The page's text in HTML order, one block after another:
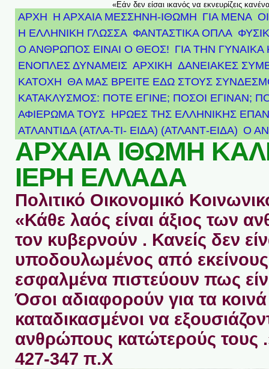
«Εάν δεν είσαι ικανός να εκνευρίζεις
ΑΡΧΗ Η ΑΡΧΑΙΑ ΜΕΣΣΗΝΗ-ΙΘΩΜΗ ΓΙΑ ΜΕΝΑ
Η ΕΛΛΗΝΙΚΗ ΓΛΩΣΣΑ ΦΑΝΤΑΣΤΙΚΑ ΟΠΛΑ
Ο ΑΝΘΡΩΠΟΣ ΕΙΝΑΙ Ο ΘΕΟΣ! ΓΙΑ ΤΗΝ ΓΥΝΑΙΚΑ
ΕΝΟΠΛΕΣ ΔΥΝΑΜΕΙΣ ΑΡΧΙΚΉ ΔΑΝΕΙΑΚΕΣ
ΚΑΤΟΧΗ ΘΑ ΜΑΣ ΒΡΕΙΤΕ ΕΔΩ ΣΤΟΥΣ
ΚΑΤΑΚΛΥΣΜΟΣ: ΠΟΤΕ ΕΓΙΝΕ; ΠΟΣΟΙ ΕΓΙΝΑΝ;
ΑΦΙΈΡΩΜΑ ΤΟΥΣ ΉΡΩΕΣ ΤΗΣ ΕΛΛΗΝΙΚΉΣ
ΑΤΛΑΝΤΊΔΑ (ΑΤΛΑ-ΤΙ- ΕΙΔΑ) (ΑΤΛΑΝΤ-ΕΙΔΑ) Ο
ΑΡΧΑΙΑ ΙΘΩΜΗ
ΙΕΡΗ ΕΛΛΑΔΑ
Πολιτικό Οικονομικό
«Κάθε λαός είναι άξιος των
τον κυβερνούν . Κανείς δεν
υποδουλωμένος από
εσφαλμένα πιστεύουν πως
Όσοι αδιαφορούν για τα κοινά
καταδικασμένοι να
ανθρώπους κατώτερούς τους
427-347 π.Χ